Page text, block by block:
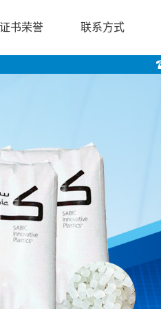
证书荣誉 联系方式